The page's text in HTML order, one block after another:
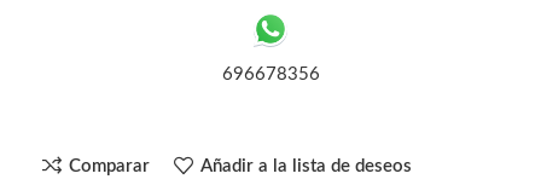
696678356
Comparar Añadir a la lista de deseos